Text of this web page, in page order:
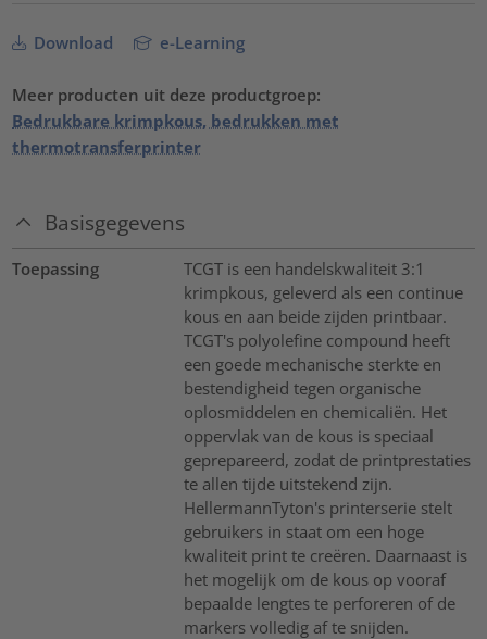
Download e-Learning
Meer producten uit deze productgroep:
Bedrukbare krimpkous, bedrukken met
thermotransferprinter
Basisgegevens
Toepassing
TCGT is een handelskwaliteit 3:1
krimpkous, geleverd als een continue
kous en aan beide zijden printbaar.
TCGT's polyolefine compound heeft
een goede mechanische sterkte en
bestendigheid tegen organische
oplosmiddelen en chemicaliën. Het
oppervlak van de kous is speciaal
geprepareerd, zodat de printprestaties
te allen tijde uitstekend zijn.
HellermannTyton's printerserie stelt
gebruikers in staat om een hoge
kwaliteit print te creëren. Daarnaast is
het mogelijk om de kous op vooraf
bepaalde lengtes te perforeren of de
markers volledig af te snijden.